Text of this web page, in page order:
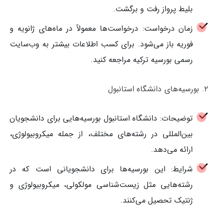
بلیط پرواز رفت و برگشت.
زمان درخواست: درخواست‌ها معمولاً در ماه‌های ژانویه و
فوریه باز می‌شود. برای کسب اطلاعات بیشتر به وب‌سایت
رسمی بورسیه ترکیه مراجعه کنید.
۲. بورسیه‌های دانشگاه استانبول
توضیحات: دانشگاه استانبول بورسیه‌هایی برای دانشجویان
بین‌المللی در رشته‌های مختلف، از جمله میکروبیولوژی،
ارائه می‌دهد.
شرایط: این بورسیه‌ها برای دانشجویانی است که در
رشته‌هایی مثل زیست‌شناسی مولکولی، میکروبیولوژی و
ژنتیک تحصیل می‌کنند.